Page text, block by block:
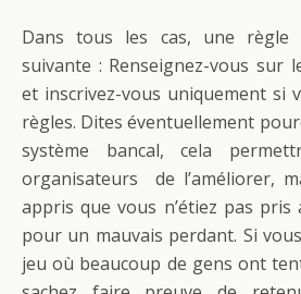
Dans tous les cas, une
suivante : Renseignez-vous sur
et inscrivez-vous uniquement si
règles. Dites éventuellement
système bancal, cela
organisateurs de l’améliorer,
appris que vous n’étiez pas
pour un mauvais perdant. Si
jeu où beaucoup de gens ont